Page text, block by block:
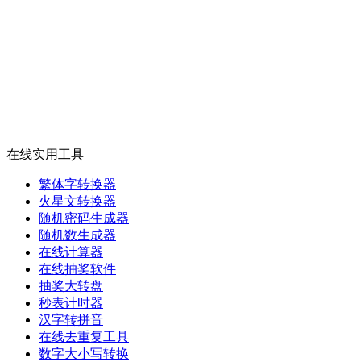
在线实用工具
繁体字转换器
火星文转换器
随机密码生成器
随机数生成器
在线计算器
在线抽奖软件
抽奖大转盘
秒表计时器
汉字转拼音
在线去重复工具
数字大小写转换